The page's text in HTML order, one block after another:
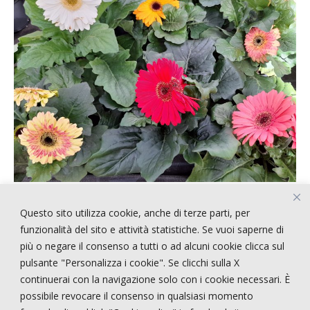
Questo sito utilizza cookie, anche di terze parti, per
funzionalità del sito e attività statistiche. Se vuoi saperne di
più o negare il consenso a tutti o ad alcuni cookie clicca sul
pulsante "Personalizza i cookie". Se clicchi sulla X
continuerai con la navigazione solo con i cookie necessari. È
possibile revocare il consenso in qualsiasi momento
ARTICOLI RECENTI
!!!!! CERCASI PERSONALE !!!!
STRANGE STYLE
NEPENTHES